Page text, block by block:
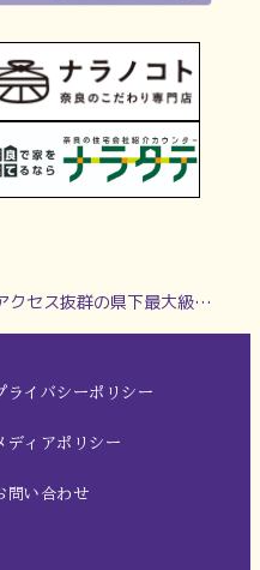
下最大級のホテル【ホテル日航奈良｜奈良市】
ライバシーポリシー
ディアポリシー
問い合わせ